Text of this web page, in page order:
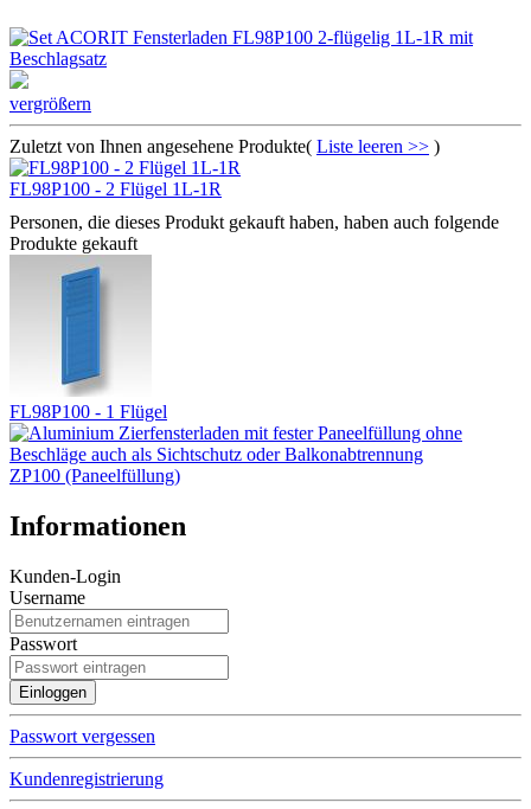
vergrößern
Zuletzt von Ihnen angesehene Produkte( Liste leeren >> )
FL98P100 - 2 Flügel 1L-1R
Personen, die dieses Produkt gekauft haben, haben auch folgende
Produkte gekauft
FL98P100 - 1 Flügel
ZP100 (Paneelfüllung)
Informationen
Kunden-Login
Username
Passwort
Passwort vergessen
Kundenregistrierung